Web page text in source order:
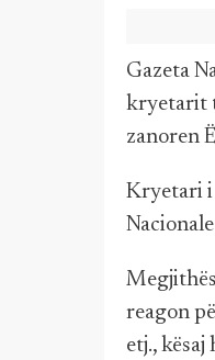
Gazeta
kryetarit
zanoren
Kryetari i
reagon
etj.,